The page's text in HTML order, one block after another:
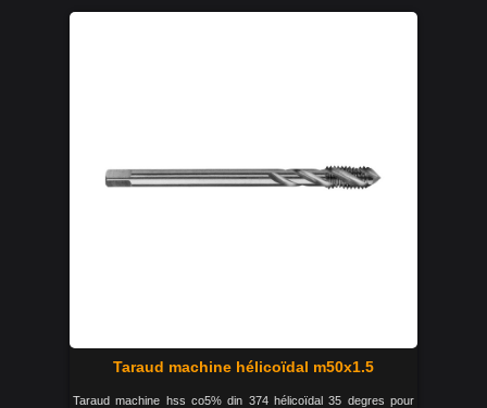
Taraud machine hélicoïdal m50x1.5
Taraud machine hss co5% din 374 hélicoïdal 35 degres pour